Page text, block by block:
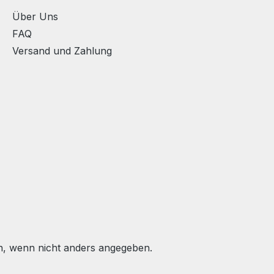
Über Uns
FAQ
Versand und Zahlung
wenn nicht anders angegeben.